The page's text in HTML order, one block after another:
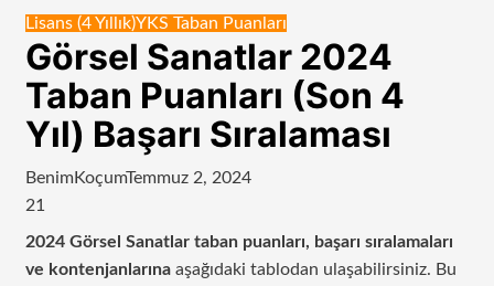
görünümü
değiştir
Lisans (4 Yıllık)YKS Taban Puanları
Görsel Sanatlar 2024
Taban Puanları (Son 4
Yıl) Başarı Sıralaması
BenimKoçumTemmuz 2, 2024
21
2024 Görsel Sanatlar taban puanları, başarı sıralamaları
ve kontenjanlarına aşağıdaki tablodan ulaşabilirsiniz. Bu